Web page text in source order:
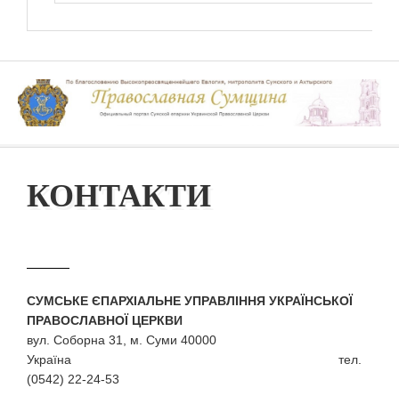
КОНТАКТИ
СУМСЬКЕ ЄПАРХІАЛЬНЕ УПРАВЛІННЯ УКРАЇНСЬКОЇ
ПРАВОСЛАВНОЇ ЦЕРКВИ
вул. Соборна 31, м. Суми 40000
Україна тел.
(0542) 22-24-53